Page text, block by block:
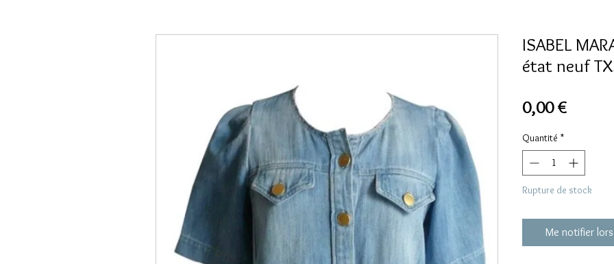
ISABEL
état neuf
0,00 €
Quantité *
Rupture de stock
Me notifier